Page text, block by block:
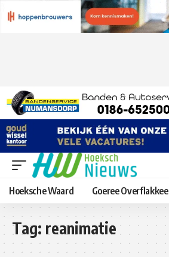
Hoeksche Waard Goeree Overflakkee
Tag: reanimatie